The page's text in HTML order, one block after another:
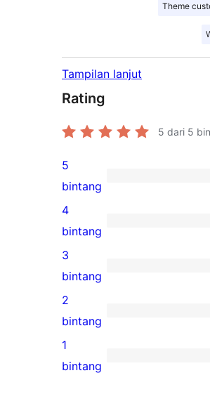
Theme
Tampilan lanjut
Rating
5 dari 5
1
ulasan
5-
bintang
5
bintang
0
ulasan
4-
bintang
4
bintang
0
ulasan
3-
bintang
3
bintang
0
ulasan
2-
2
bintang
0
1
bintang